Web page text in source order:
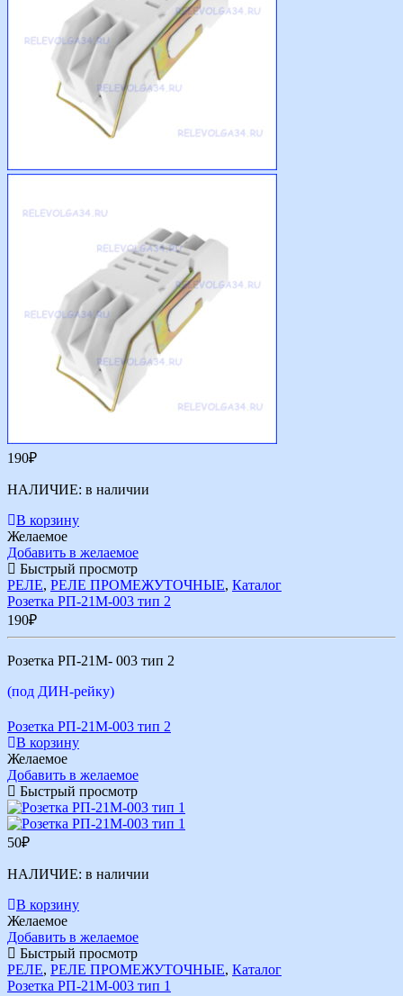
190₽
НАЛИЧИЕ: в наличии
В корзину
Желаемое
Добавить в желаемое
Быстрый просмотр
РЕЛЕ, РЕЛЕ ПРОМЕЖУТОЧНЫЕ, Каталог
Розетка РП-21М-003 тип 2
190₽
Розетка РП-21М- 003 тип 2
(под ДИН-рейку)
Розетка РП-21М-003 тип 2
В корзину
Желаемое
Добавить в желаемое
Быстрый просмотр
50₽
НАЛИЧИЕ: в наличии
В корзину
Желаемое
Добавить в желаемое
Быстрый просмотр
РЕЛЕ, РЕЛЕ ПРОМЕЖУТОЧНЫЕ, Каталог
Розетка РП-21М-003 тип 1